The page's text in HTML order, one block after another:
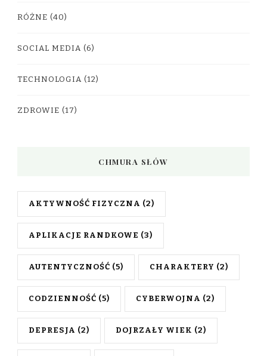
RÓŻNE (40)
SOCIAL MEDIA (6)
TECHNOLOGIA (12)
ZDROWIE (17)
CHMURA SŁÓW
AKTYWNOŚĆ FIZYCZNA (2)
APLIKACJE RANDKOWE (3)
AUTENTYCZNOŚĆ (5) CHARAKTERY (2)
CODZIENNOŚĆ (5) CYBERWOJNA (2)
DEPRESJA (2) DOJRZAŁY WIEK (2)